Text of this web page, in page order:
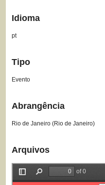
Idioma
pt
Tipo
Evento
Abrangência
Rio de Janeiro (Rio de Janeiro)
Arquivos